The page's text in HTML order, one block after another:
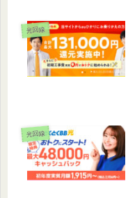
光回線
光回線